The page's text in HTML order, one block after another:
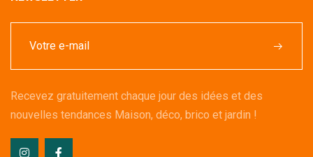
Recevez gratuitement chaque jour des idées et des
nouvelles tendances Maison, déco, brico et jardin !